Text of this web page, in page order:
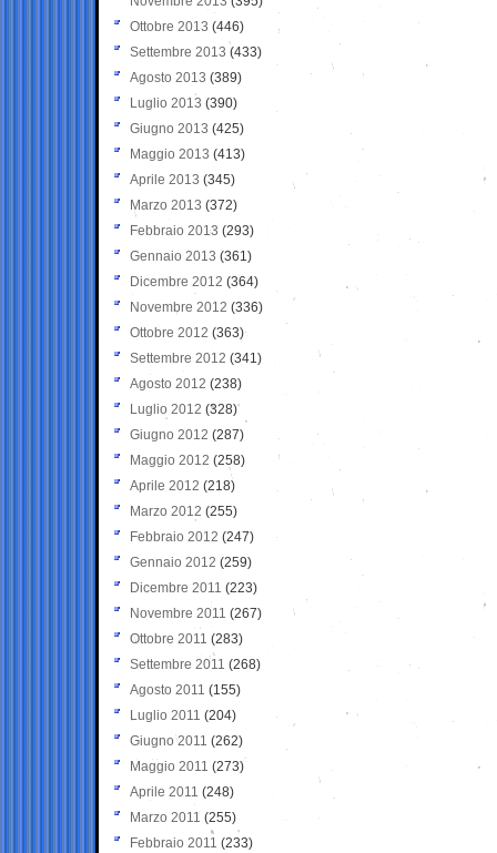
Ottobre 2013 (446)
Settembre 2013 (433)
Agosto 2013 (389)
Luglio 2013 (390)
Giugno 2013 (425)
Maggio 2013 (413)
Aprile 2013 (345)
Marzo 2013 (372)
Febbraio 2013 (293)
Gennaio 2013 (361)
Dicembre 2012 (364)
Novembre 2012 (336)
Ottobre 2012 (363)
Settembre 2012 (341)
Agosto 2012 (238)
Luglio 2012 (328)
Giugno 2012 (287)
Maggio 2012 (258)
Aprile 2012 (218)
Marzo 2012 (255)
Febbraio 2012 (247)
Gennaio 2012 (259)
Dicembre 2011 (223)
Novembre 2011 (267)
Ottobre 2011 (283)
Settembre 2011 (268)
Agosto 2011 (155)
Luglio 2011 (204)
Giugno 2011 (262)
Maggio 2011 (273)
Aprile 2011 (248)
Marzo 2011 (255)
Febbraio 2011 (233)